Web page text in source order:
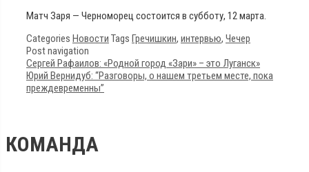
Матч Заря — Черноморец состоится в субботу, 12 марта.
Categories Новости Tags Гречишкин, интервью, Чечер
Post navigation
Сергей Рафаилов: «Родной город «Зари» – это Луганск»
Юрий Вернидуб: “Разговоры, о нашем третьем месте, пока
преждевременны”
КОМАНДА